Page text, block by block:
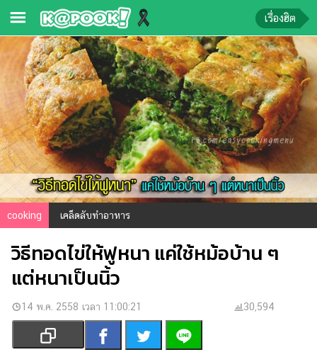
ข่าว-
ความ
รู้
ข่าว
ข่าว
บันเทิง
ตรวจ
หวย
ผล
บอล
สด
การ
เงิน
การ
เรื่องฮิต
cooking เคล็ดลับทำอาหาร
วิธีทอดไข่ให้ฟูหนา แค่ใช้หม้อบ้าน ๆ
แต่หนาเป็นนิ้ว
14 พ.ค. 2558 เวลา 11:00:21 30,594